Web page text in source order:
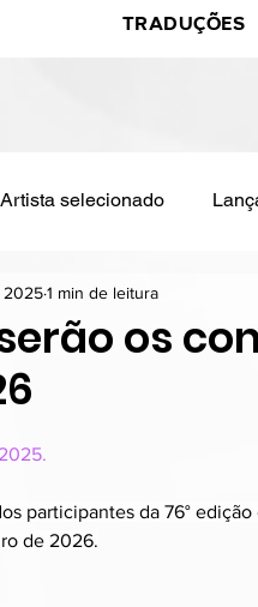
Traduções
Artista selecionado
Track by track
os
20251 min de leitura
participantes da 76°
de 2026.